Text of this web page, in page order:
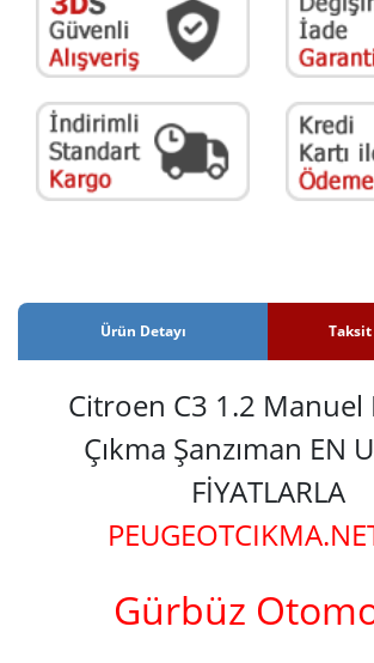
Ürün Detayı
Citroen C3 1.2 Manuel
Çıkma Şanzıman EN
FİYATLARLA
Gürbüz